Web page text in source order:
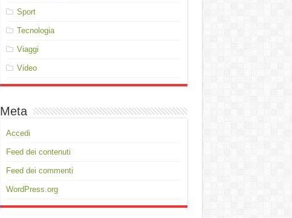
Sport
Tecnologia
Viaggi
Video
Meta
Accedi
Feed dei contenuti
Feed dei commenti
WordPress.org